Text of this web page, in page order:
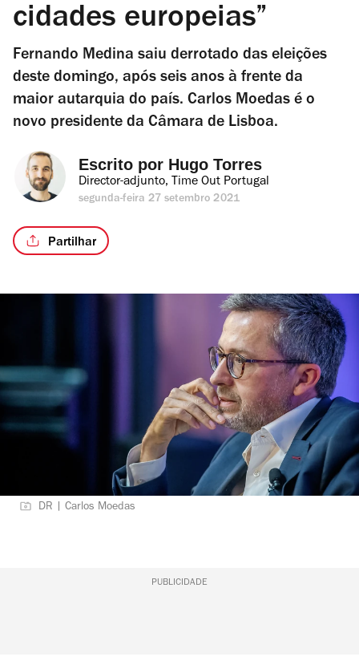
cidades europeias”
Fernando Medina saiu derrotado das eleições
deste domingo, após seis anos à frente da
maior autarquia do país. Carlos Moedas é o
novo presidente da Câmara de Lisboa.
Escrito por Hugo Torres
Director-adjunto, Time Out Portugal
segunda-feira 27 setembro 2021
Partilhar
DR | Carlos Moedas
PUBLICIDADE